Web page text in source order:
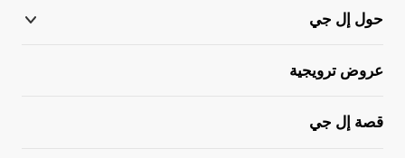
حول إل جي
عروض ترويجية
قصة إل جي